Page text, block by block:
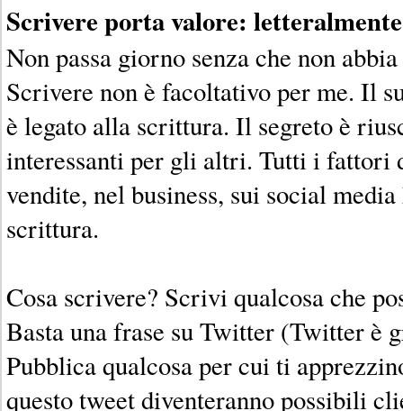
Scrivere porta valore: letteralmente
Non passa giorno senza che non
Scrivere non è facoltativo per me. Il
è legato alla scrittura. Il segreto è
interessanti per gli altri. Tutti i fattori
vendite, nel business, sui social
scrittura.
Cosa scrivere? Scrivi qualcosa che
Basta una frase su Twitter (Twitter è
Pubblica qualcosa per cui ti
questo tweet diventeranno possibili